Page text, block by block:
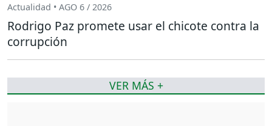
Actualidad • AGO 6 / 2026
Rodrigo Paz promete usar el chicote contra la
corrupción
VER MÁS +